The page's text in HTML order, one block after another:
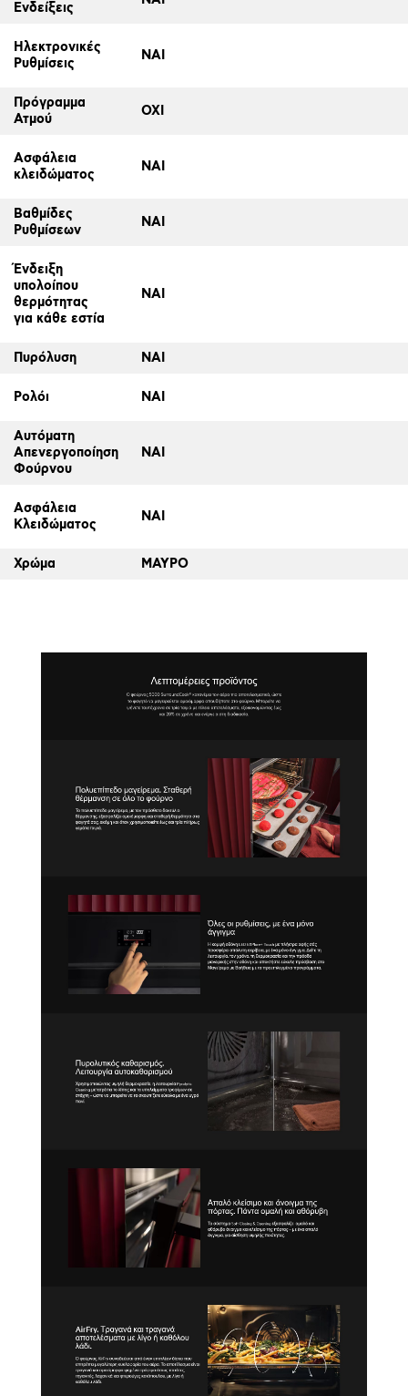
Ενδείξεις
Ηλεκτρονικές
Ρυθμίσεις
ΝΑΙ
Πρόγραμμα
Ατμού
ΟΧΙ
Ασφάλεια
κλειδώματος
ΝΑΙ
Βαθμίδες
Ρυθμίσεων
ΝΑΙ
Ένδειξη
υπολοίπου
θερμότητας
για κάθε εστία
ΝΑΙ
Πυρόλυση ΝΑΙ
Ρολόι ΝΑΙ
Αυτόματη
Απενεργοποίηση
Φούρνου
ΝΑΙ
Ασφάλεια
Κλειδώματος
ΝΑΙ
Χρώμα ΜΑΥΡΟ